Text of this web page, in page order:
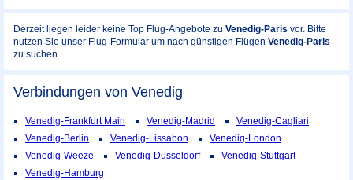
Derzeit liegen leider keine Top Flug-Angebote zu Venedig-Paris vor. Bitte
nutzen Sie unser Flug-Formular um nach günstigen Flügen Venedig-Paris
zu suchen.
Verbindungen von Venedig
Venedig-Frankfurt Main Venedig-Madrid
Venedig-Cagliari
Venedig-Berlin
Venedig-Lissabon
Venedig-London
Venedig-Weeze
Venedig-Düsseldorf
Venedig-Stuttgart
Venedig-Hamburg